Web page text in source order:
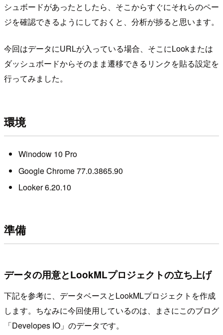
シュボードがあったとしたら、そこからすぐにそれらのペー
ジを確認できるようにしておくと、分析が捗ると思います。
今回はデータにURLが入っている場合、そこにLookまたは
ダッシュボードからそのまま遷移できるリンクを貼る設定を
行ってみました。
環境
Winodow 10 Pro
Google Chrome 77.0.3865.90
Looker 6.20.10
準備
データの用意とLookMLプロジェクトの立ち上げ
下記を参考に、データベースとLookMLプロジェクトを作成
します。ちなみに今回使用しているのは、まさにこのブログ
「Developes IO」のデータです。